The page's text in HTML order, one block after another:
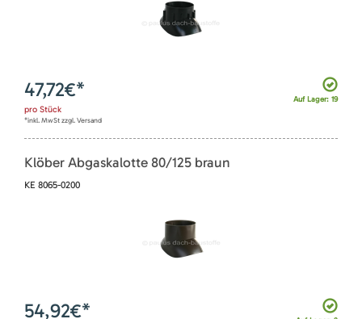
Auf Lager: 19
47,72€*
pro Stück
*inkl. MwSt zzgl. Versand
Klöber Abgaskalotte 80/125 braun
KE 8065-0200
54,92€*